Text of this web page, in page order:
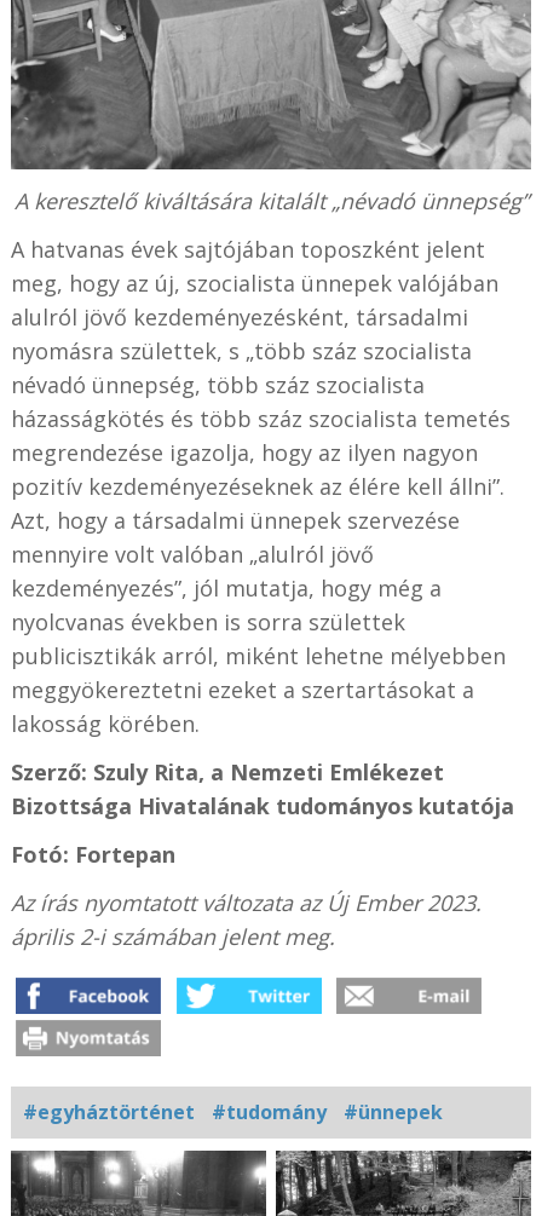
A keresztelő kiváltására kitalált „névadó ünnepség”
A hatvanas évek sajtójában toposzként jelent
meg, hogy az új, szocialista ünnepek valójában
alulról jövő kezdeményezésként, társadalmi
nyomásra születtek, s „több száz szocialista
névadó ünnepség, több száz szocialista
házasságkötés és több száz szocialista temetés
megrendezése igazolja, hogy az ilyen nagyon
pozitív kezdeményezéseknek az élére kell állni”.
Azt, hogy a társadalmi ünnepek szervezése
mennyire volt valóban „alulról jövő
kezdeményezés”, jól mutatja, hogy még a
nyolcvanas években is sorra születtek
publicisztikák arról, miként lehetne mélyebben
meggyökereztetni ezeket a szertartásokat a
lakosság körében.
Szerző: Szuly Rita, a Nemzeti Emlékezet
Bizottsága Hivatalának tudományos kutatója
Fotó: Fortepan
Az írás nyomtatott változata az Új Ember 2023.
április 2-i számában jelent meg.
#egyháztörténet #tudomány #ünnepek
Kapcsolódó
fotógaléria